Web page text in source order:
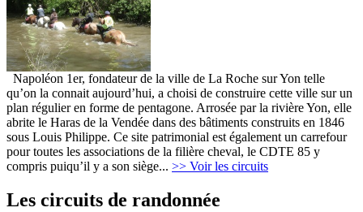
Napoléon 1er, fondateur de la ville de La Roche sur Yon telle
qu’on la connait aujourd’hui, a choisi de construire cette ville sur un
plan régulier en forme de pentagone. Arrosée par la rivière Yon, elle
abrite le Haras de la Vendée dans des bâtiments construits en 1846
sous Louis Philippe. Ce site patrimonial est également un carrefour
pour toutes les associations de la filière cheval, le CDTE 85 y
compris puiqu’il y a son siège... >> Voir les circuits
Les circuits de randonnée